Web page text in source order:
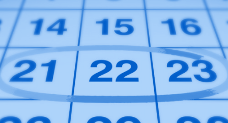
alcuni clic e sarai ufficialmente registrato per il SHOPS 1
TRY 2024.Con 76 marchi partecipanti, non vediamo l'ora di
darti il benvenuto!